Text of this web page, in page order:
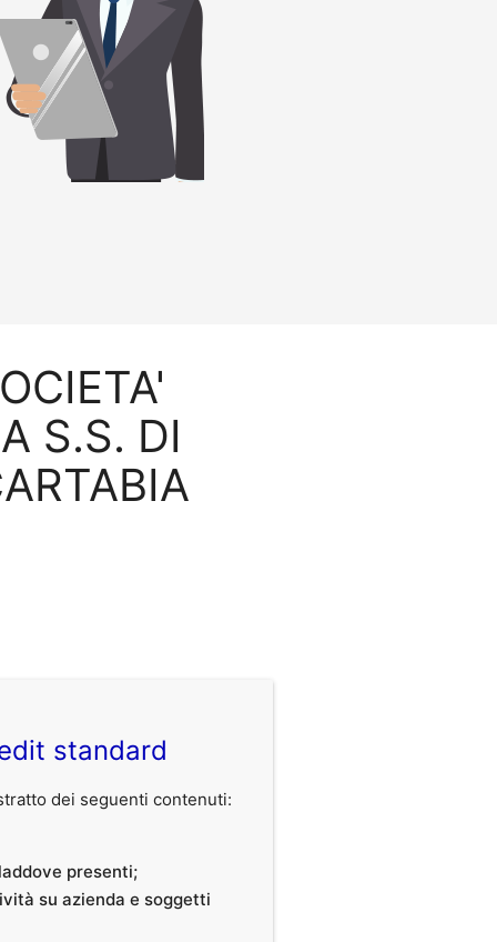
S.S. DI
standard
dei seguenti contenuti:
presenti;
su azienda e soggetti